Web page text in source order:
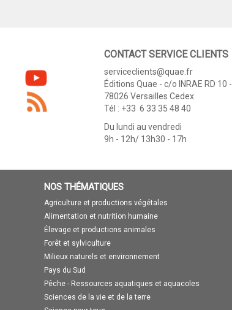
CONTACT SERVICE CLIENTS
serviceclients@quae.fr
Éditions Quae - c/o INRAE RD 10 -
78026 Versailles Cedex
Tél : +33 6 33 35 48 40
Du lundi au vendredi
9h - 12h/ 13h30 - 17h
NOS THÉMATIQUES
Agriculture et productions végétales
Alimentation et nutrition humaine
Élevage et productions animales
Forêt et sylviculture
Milieux naturels et environnement
Pays du Sud
Pêche - Ressources aquatiques et aquacoles
Sciences de la vie et de la terre